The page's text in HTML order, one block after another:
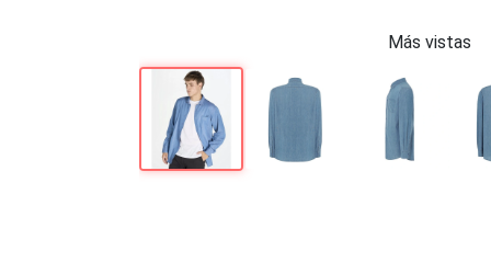
Más vistas